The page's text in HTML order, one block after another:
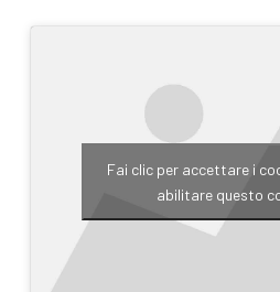
Fai clic per accettare i
abilitare questo